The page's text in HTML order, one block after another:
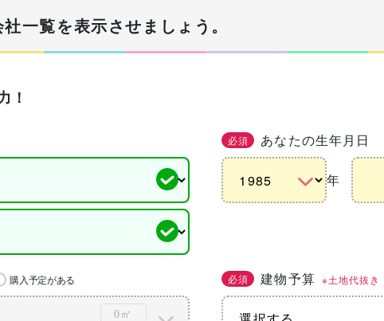
一覧を表示させましょう。
！
必須 あなたの生年月日
年
購入予定がある
0㎡
必須 建物予算 ※土地代抜き